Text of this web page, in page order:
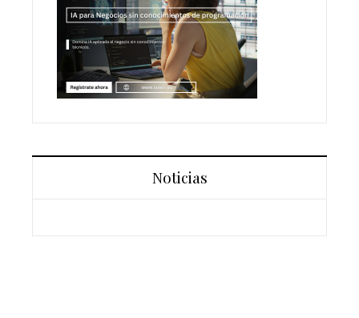
Noticias